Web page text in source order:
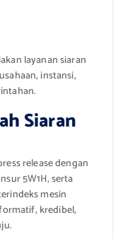
layanan siaran
instansi,
Siaran
release dengan
5W1H, serta
mesin
kredibel,